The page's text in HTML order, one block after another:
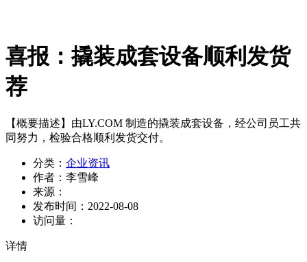
喜报：撬装成套设备顺利发货
荐
【概要描述】 由LY.COM 制造的撬装成套设备，经公司员工共
同努力，检验合格顺利发货交付。
分类： 企业资讯
作者： 李雪峰
来源：
发布时间： 2022-08-08
访问量：
详情